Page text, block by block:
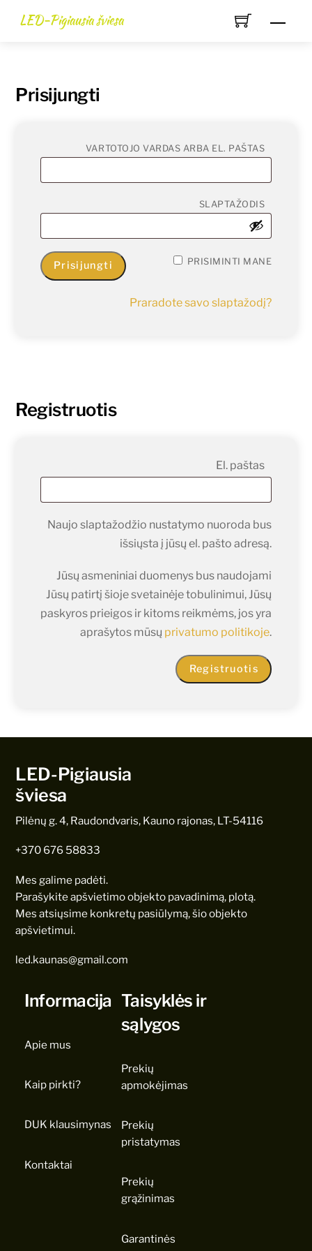
LED-Pigiausia šviesa
Prisijungti
VARTOTOJO VARDAS ARBA EL. PAŠTAS
SLAPTAŽODIS
PRISIMINTI MANE
Prisijungti
Praradote savo slaptažodį?
Registruotis
El. paštas
Naujo slaptažodžio nustatymo nuoroda bus
išsiųsta į jūsų el. pašto adresą.
Jūsų asmeniniai duomenys bus naudojami
Jūsų patirtį šioje svetainėje tobulinimui, Jūsų
paskyros prieigos ir kitoms reikmėms, jos yra
aprašytos mūsų privatumo politikoje.
Registruotis
LED-Pigiausia
šviesa
Pilėnų g. 4, Raudondvaris, Kauno rajonas, LT-54116
+370 676 58833
Mes galime padėti.
Parašykite apšvietimo objekto pavadinimą, plotą.
Mes atsiųsime konkretų pasiūlymą, šio objekto
apšvietimui.
led.kaunas@gmail.com
Informacija
Apie mus
Kaip pirkti?
DUK klausimynas
Kontaktai
Taisyklės ir
sąlygos
Prekių
apmokėjimas
Prekių
pristatymas
Prekių
grąžinimas
Garantinės